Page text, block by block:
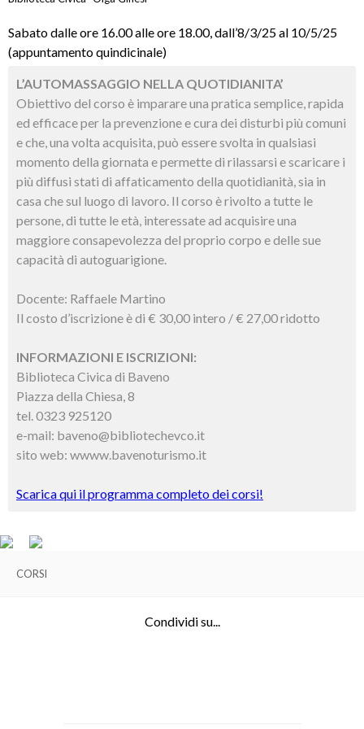
Sabato dalle ore 16.00 alle ore 18.00, dall’8/3/25 al 10/5/25
(appuntamento quindicinale)
L’AUTOMASSAGGIO NELLA QUOTIDIANITA’
Obiettivo del corso è imparare una pratica semplice, rapida
ed efficace per la prevenzione e cura dei disturbi più comuni
e che, una volta acquisita, può essere svolta in qualsiasi
momento della giornata e permette di rilassarsi e scaricare i
più diffusi stati di affaticamento della quotidianità, sia in
casa che sul luogo di lavoro. Il corso è rivolto a tutte le
persone, di tutte le età, interessate ad acquisire una
maggiore consapevolezza del proprio corpo e delle sue
capacità di autoguarigione.
Docente: Raffaele Martino
Il costo d’iscrizione è di € 30,00 intero / € 27,00 ridotto
INFORMAZIONI E ISCRIZIONI:
Biblioteca Civica di Baveno
Piazza della Chiesa, 8
tel. 0323 925120
e-mail: baveno@bibliotechevco.it
sito web: wwww.bavenoturismo.it
Scarica qui il programma completo dei corsi!
CORSI
Condividi su...